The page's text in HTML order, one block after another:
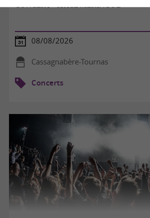
CONCERT - SPACE MERINGUE
08/08/2026
Cassagnabère-Tournas
Concerts